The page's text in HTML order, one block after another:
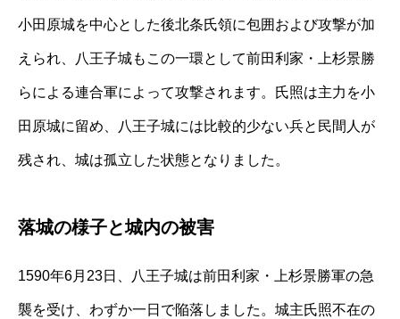
小田原城を中心とした後北条氏領に包囲および攻撃が加
えられ、八王子城もこの一環として前田利家・上杉景勝
らによる連合軍によって攻撃されます。氏照は主力を小
田原城に留め、八王子城には比較的少ない兵と民間人が
残され、城は孤立した状態となりました。
落城の様子と城内の被害
1590年6月23日、八王子城は前田利家・上杉景勝軍の急
襲を受け、わずか一日で陥落しました。城主氏照不在の